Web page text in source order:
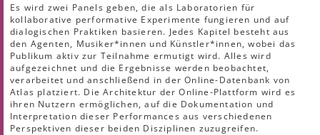
Es wird zwei Panels geben, die als Laboratorien für
kollaborative performative Experimente fungieren und auf
dialogischen Praktiken basieren. Jedes Kapitel besteht aus
den Agenten, Musiker*innen und Künstler*innen, wobei das
Publikum aktiv zur Teilnahme ermutigt wird. Alles wird
aufgezeichnet und die Ergebnisse werden beobachtet,
verarbeitet und anschließend in der Online-Datenbank von
Atlas platziert. Die Architektur der Online-Plattform wird es
ihren Nutzern ermöglichen, auf die Dokumentation und
Interpretation dieser Performances aus verschiedenen
Perspektiven dieser beiden Disziplinen zuzugreifen.